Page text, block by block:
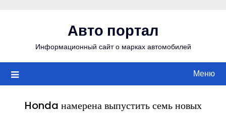
Авто портал
Информационный сайт о марках автомобилей
Меню
Honda намерена выпустить семь новых